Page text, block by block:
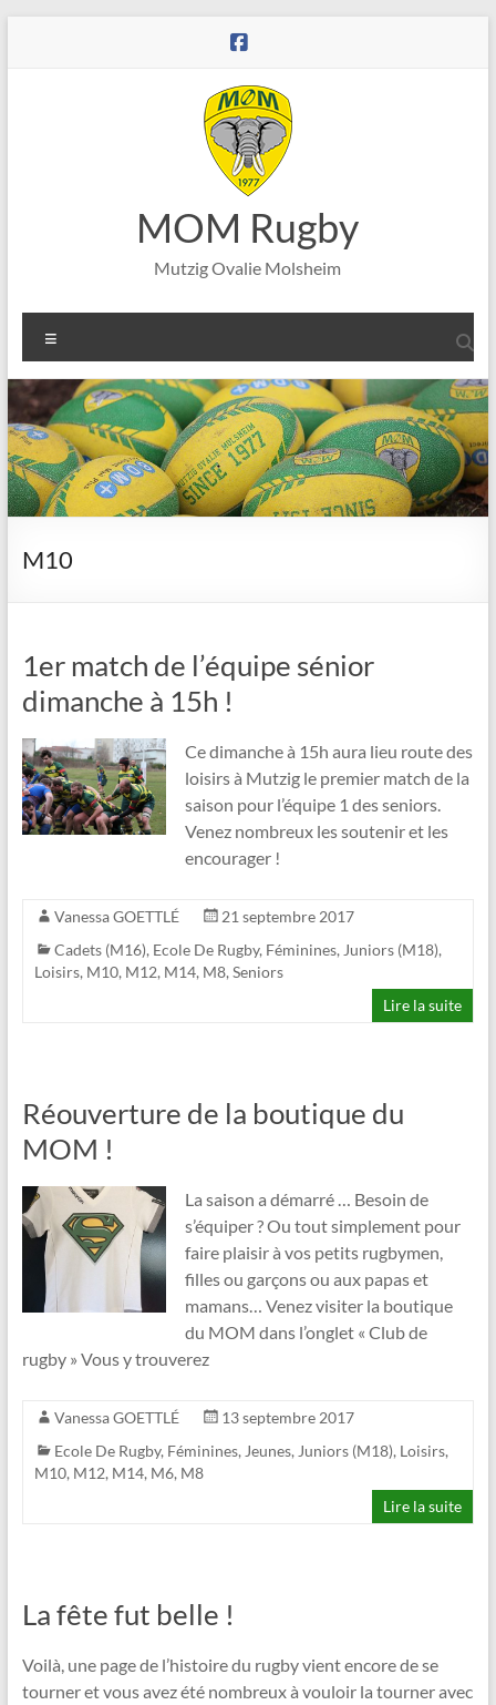
MOM Rugby
Mutzig Ovalie Molsheim
M10
1er match de l’équipe sénior
dimanche à 15h !
Ce dimanche à 15h aura lieu route des
loisirs à Mutzig le premier match de la
saison pour l’équipe 1 des seniors.
Venez nombreux les soutenir et les
encourager !
Vanessa GOETTLÉ
21 septembre 2017
Cadets (M16), Ecole De Rugby, Féminines, Juniors (M18),
Loisirs, M10, M12, M14, M8, Seniors
Lire la suite
Réouverture de la boutique du
MOM !
La saison a démarré … Besoin de
s’équiper ? Ou tout simplement pour
faire plaisir à vos petits rugbymen,
filles ou garçons ou aux papas et
mamans… Venez visiter la boutique
du MOM dans l’onglet « Club de
rugby » Vous y trouverez
Vanessa GOETTLÉ
13 septembre 2017
Ecole De Rugby, Féminines, Jeunes, Juniors (M18), Loisirs,
M10, M12, M14, M6, M8
Lire la suite
La fête fut belle !
Voilà, une page de l’histoire du rugby vient encore de se
tourner et vous avez été nombreux à vouloir la tourner avec